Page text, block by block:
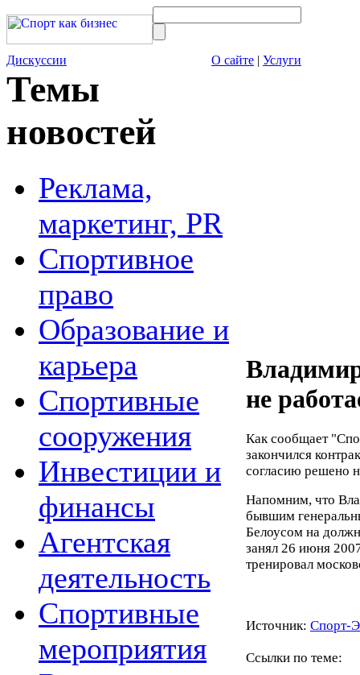
Дискуссии О сайте | Услуги
Темы
новостей
Реклама,
маркетинг, PR
Спортивное
право
Образование и
карьера
Спортивные
сооружения
Инвестиции и
финансы
Агентская
деятельность
Спортивные
мероприятия
не
Как сообщает
закончился
согласию решено
Напомним, что
бывшим
Белоусом на
занял 26 июня
тренировал
Источник: Спорт-
Ссылки по теме: